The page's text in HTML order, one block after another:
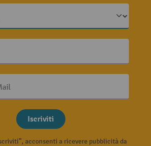
Iscriviti
acconsenti a ricevere pubblicità da